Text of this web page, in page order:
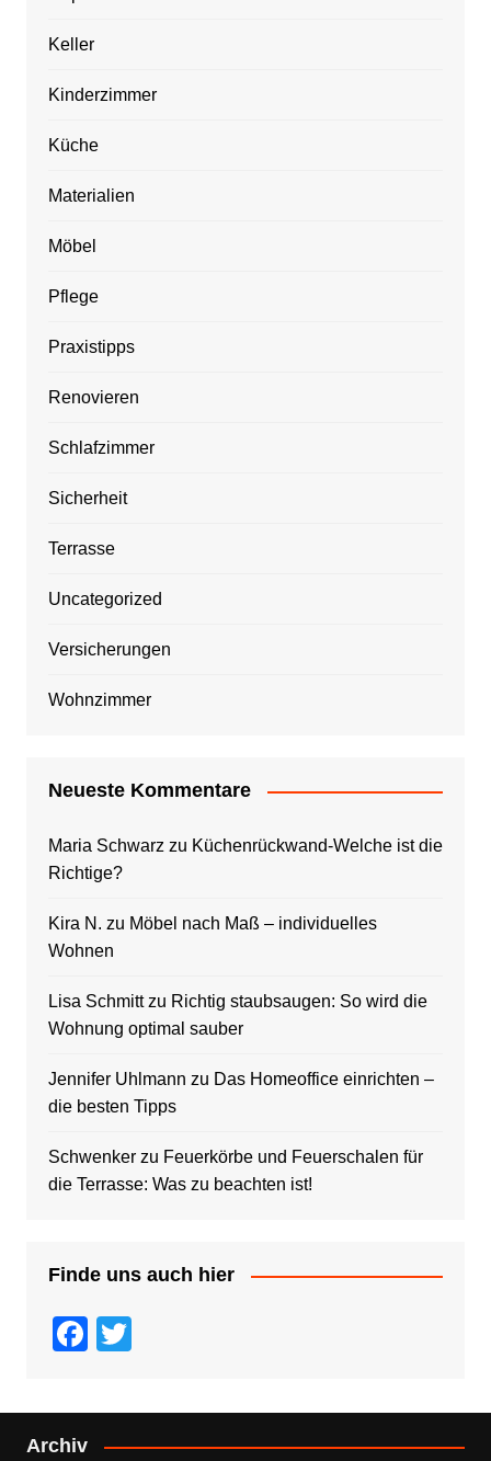
Keller
Kinderzimmer
Küche
Materialien
Möbel
Pflege
Praxistipps
Renovieren
Schlafzimmer
Sicherheit
Terrasse
Uncategorized
Versicherungen
Wohnzimmer
Neueste Kommentare
Maria Schwarz zu Küchenrückwand-Welche ist die
Richtige?
Kira N. zu Möbel nach Maß – individuelles
Wohnen
Lisa Schmittzu Richtig staubsaugen: So wird die
Wohnung optimal sauber
Jennifer Uhlmann zu Das Homeoffice einrichten –
die besten Tipps
Schwenkerzu Feuerkörbe und Feuerschalen für
die Terrasse: Was zu beachten ist!
Finde uns auch hier
F
c
e
tt
er
Archiv